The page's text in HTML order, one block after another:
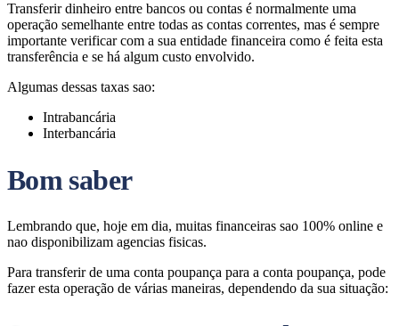
Transferir dinheiro entre bancos ou contas é normalmente uma
operação semelhante entre todas as contas correntes, mas é sempre
importante verificar com a sua entidade financeira como é feita esta
transferência e se há algum custo envolvido.
Algumas dessas taxas sao:
Intrabancária
Interbancária
Bom saber
Lembrando que, hoje em dia, muitas financeiras sao 100% online e
nao disponibilizam agencias fisicas.
Para transferir de uma conta poupança para a conta poupança, pode
fazer esta operação de várias maneiras, dependendo da sua situação: